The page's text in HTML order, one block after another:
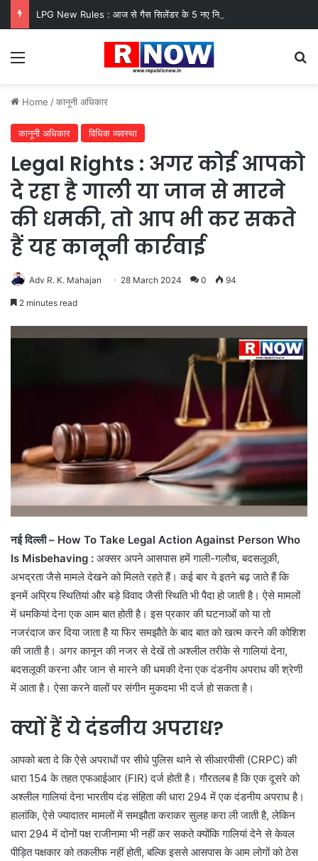
Menu
Home /कानूनी अधिकार
कानूनी अधिकार विधिक व्यवस्था
Legal Rights : अगर कोई आपको
दे रहा है गाली या जान से मारने
की धमकी, तो आप भी कर सकते
हैं यह कानूनी कार्रवाई
Adv R. K. Mahajan 28 March 2024 0 94
2 minutes read
नई दिल्ली – How To Take Legal Action Against Person Who
Is Misbehaving : अक्सर अपने आसपास हमें गाली-गलौच, बदसलूकी,
अभद्रता जैसे मामले देखने को मिलते रहते हैं। कई बार ये इतने बढ़ जाते हैं कि
इनमें अप्रिय स्थितियां और बड़े विवाद जैसी स्थिति भी पैदा हो जाती है। ऐसे मामलों
में धमकियां देना एक आम बात होती है। इस प्रकार की घटनाओं को या तो
नजरंदाज कर दिया जाता है या फिर समझौते के बाद बात को खत्म करने की कोशिश
की जाती है। अगर कानून की नजर से देखें तो अश्लील तरीके से गालियां देना,
बदसलूकी करना और जान से मारने की धमकी देना एक दंडनीय अपराध की श्रेणी
में आता है। ऐसा करने वालों पर संगीन मुकदमा भी दर्ज हो सकता है।
क्यों हैं ये दंडनीय अपराध?
आपको बता दे कि ऐसे अपराधों पर सीधे पुलिस थाने से सीआरपीसी (CRPC) की
धारा 154 के तहत एफआईआर (FIR) दर्ज होती है। गौरतलब है कि एक दूसरे को
अश्लील गालियां देना भारतीय दंड संहिता की धारा 294 में एक दंडनीय अपराध है।
हालांकि, ऐसे ज्यादातर मामलों में समझौता कराकर सुलह करा ली जाती है, लेकिन
धारा 294 में दोनों पक्ष राजीनामा भी नहीं कर सकते क्योंकि गालियां देने से केवल
पीड़ित पक्षकार को तकलीफ नहीं होती, बल्कि इससे आसपास के आम लोगों को ठेस